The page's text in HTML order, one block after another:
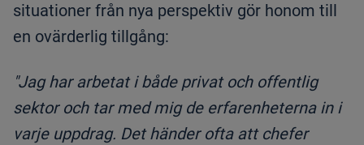
situationer från nya perspektiv gör honom till
en ovärderlig tillgång:
"Jag har arbetat i både privat och offentlig
sektor och tar med mig de erfarenheterna in i
varje uppdrag. Det händer ofta att chefer